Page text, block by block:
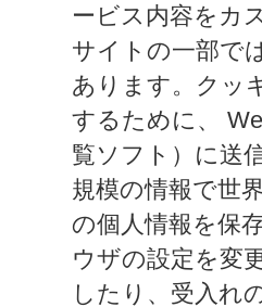
ービス内容をカ
サイトの一部で
あります。クッ
するために、
覧ソフト）に送
規模の情報で世
の個人情報を保
ウザの設定を変
したり、受入れ